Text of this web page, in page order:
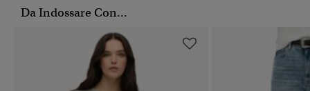
Da Indossare Con...